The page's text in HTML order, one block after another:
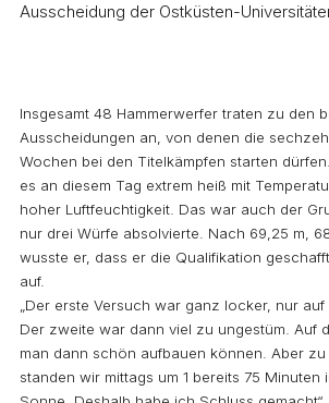
Ausscheidung der Ostküsten-
Insgesamt 48 Hammerwerfer traten zu den
Ausscheidungen an, von denen die
Wochen bei den Titelkämpfen starten
es an diesem Tag extrem heiß mit
hoher Luftfeuchtigkeit. Das war auch der
nur drei Würfe absolvierte. Nach 69,25 m,
wusste er, dass er die Qualifikation
auf.
„Der erste Versuch war ganz locker, nur
Der zweite war dann viel zu ungestüm. Auf
man dann schön aufbauen können. Aber zu
standen wir mittags um 1 bereits 75 Minuten